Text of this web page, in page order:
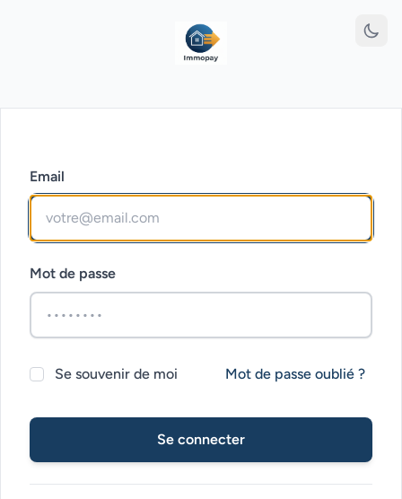
Email
Mot de passe
Se souvenir de moi Mot de passe oublié ?
Se connecter